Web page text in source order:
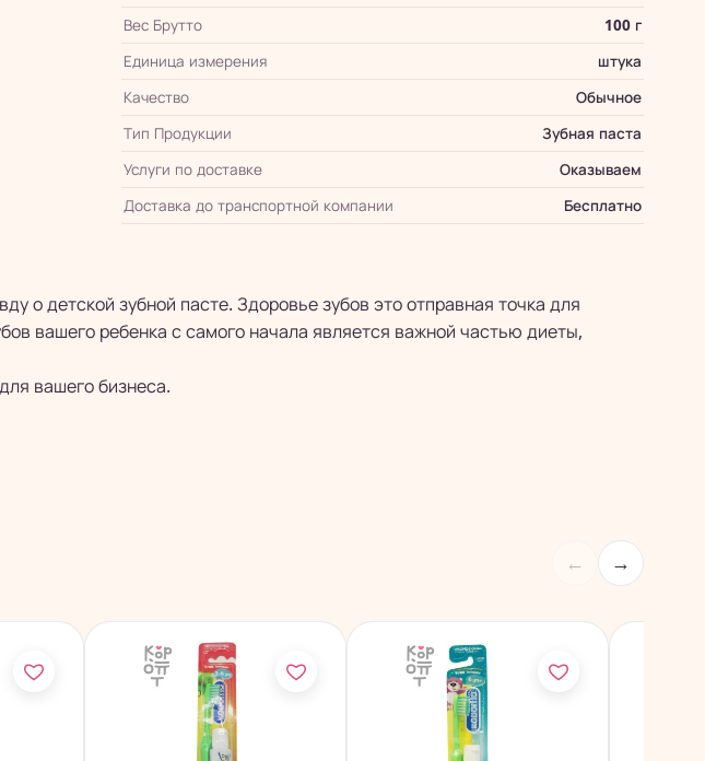
Вес Брутто
100 г
Единица измерения
штука
Качество
Обычное
Тип Продукции
Зубная паста
Услуги по доставке
Оказываем
Доставка до транспортной компании
Бесплатно
детской зубной пасте. Здоровье зубов это отправная точка для
вашего ребенка с самого начала является важной частью диеты,
вашего бизнеса.
← →